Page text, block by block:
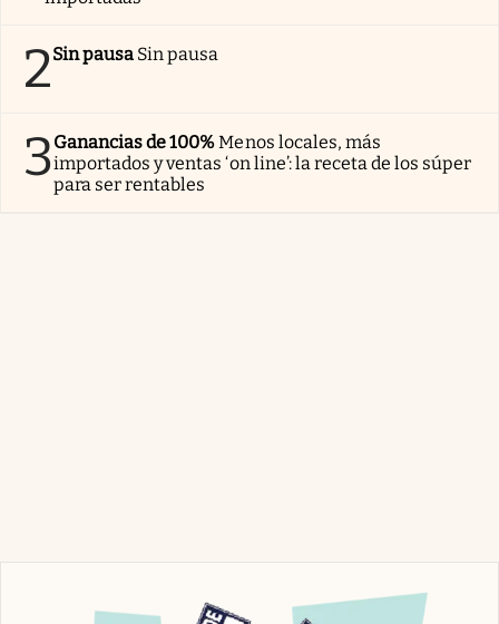
2Sin pausa Sin pausa
3Ganancias de 100%Menos locales, más
importados y ventas ‘on line’: la receta de los súper
para ser rentables